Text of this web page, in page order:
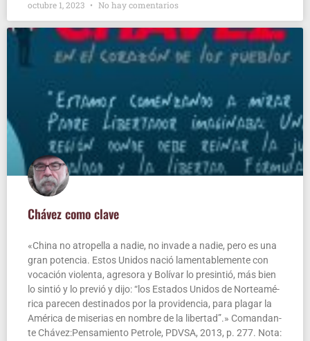
octubre 1, 2023 No hay comentarios
Chá­vez como clave
«Chi­na no atro­pe­lla a nadie, no inva­de a nadie, pero es una
gran poten­cia. Estos Uni­dos nació lamen­ta­ble­men­te con
voca­ción vio­len­ta, agre­so­ra y Bolí­var lo pre­sin­tió, más bien
lo sin­tió y lo pre­vió y dijo: “los Esta­dos Uni­dos de Nor­te­amé­
ri­ca pare­cen des­ti­na­dos por la pro­vi­den­cia, para pla­gar la
Amé­ri­ca de mise­rias en nom­bre de la liber­tad”.» Coman­dan­
te Chávez:Pensamiento Petro­le, PDVSA, 2013, p. 277. Nota: